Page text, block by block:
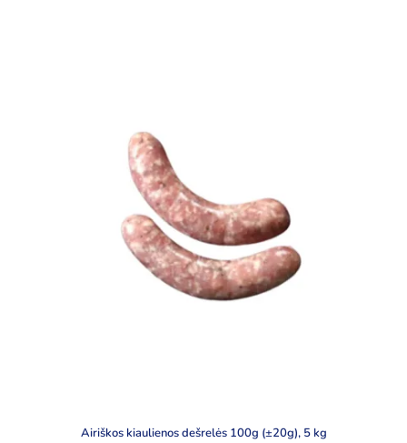
Airiškos kiaulienos dešrelės 100g (±20g), 5 kg